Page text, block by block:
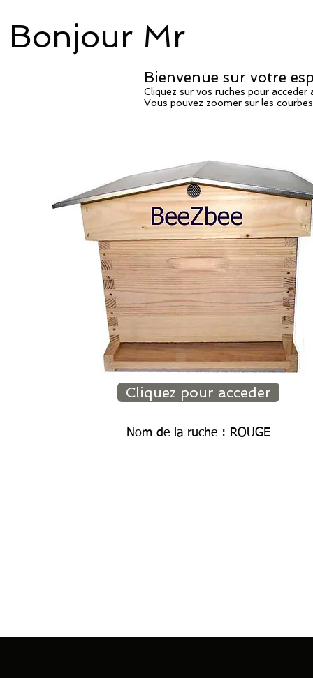
Bonjour Mr
Bienvenue sur votre
Cliquez sur vos ruches pour acceder
Vous pouvez zoomer sur les
Cliquez pour acceder
Nom de la ruche : ROUGE